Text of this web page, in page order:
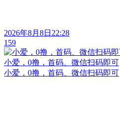
2026年8月8日22:28
159
小爱，0撸，首码、微信扫码即可
小爱，0撸，首码、微信扫码即可